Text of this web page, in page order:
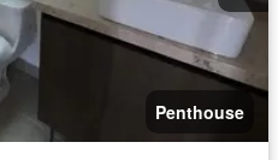
Penthouse